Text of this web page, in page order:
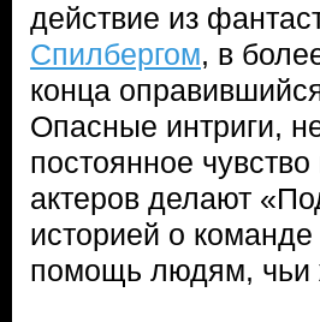
действие из
Спилбергом, в
конца
Опасные интриги,
постоянное
актеров делают
историей о команде
помощь людям, чьи